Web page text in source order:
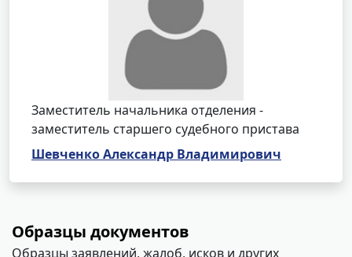
Заместитель начальника отделения -
заместитель старшего судебного пристава
Шевченко Александр Владимирович
Образцы документов
Образцы заявлений, жалоб, исков и других